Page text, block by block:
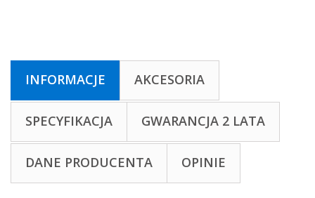
INFORMACJE AKCESORIA
SPECYFIKACJA GWARANCJA 2 LATA
DANE PRODUCENTA OPINIE